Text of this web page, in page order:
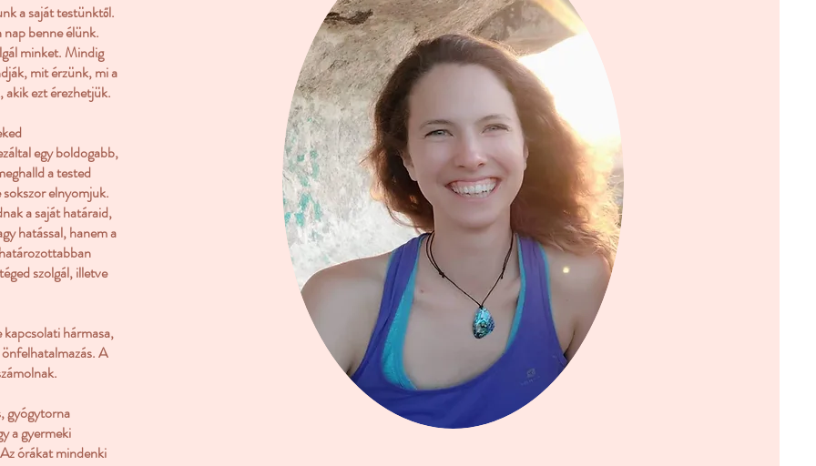
a saját testünktől.
benne élünk.
minket. Mindig
mit érzünk, mi a
akik ezt érezhetjük.
egy boldogabb,
a tested
elnyomjuk.
a saját határaid,
hatással, hanem a
szolgál, illetve
hármasa,
A
gyógytorna
a gyermeki
órákat mindenki